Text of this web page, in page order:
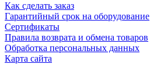
Как сделать заказ
Гарантийный срок на оборудование
Сертификаты
Правила возврата и обмена товаров
Обработка персональных данных
Карта сайта